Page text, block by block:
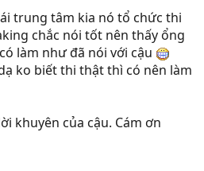
trung tâm kia nó tổ chức thi
chắc nói tốt nên thấy ổng
làm như đã nói với cậu
ko biết thi thật thì có nên làm
khuyên của cậu. Cám ơn